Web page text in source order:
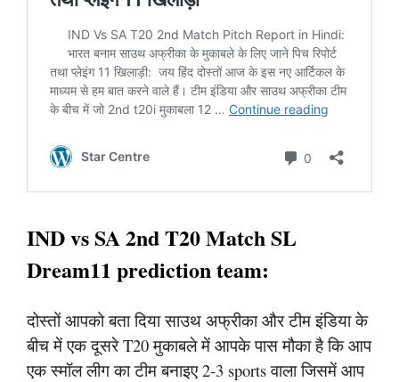
IND vs SA 2nd T20 Match SL
Dream11 prediction team:
दोस्तों आपको बता दिया साउथ अफ्रीका और टीम इंडिया के
बीच में एक दूसरे T20 मुकाबले में आपके पास मौका है कि आप
एक स्मॉल लीग का टीम बनाइए 2-3 sports वाला जिसमें आप